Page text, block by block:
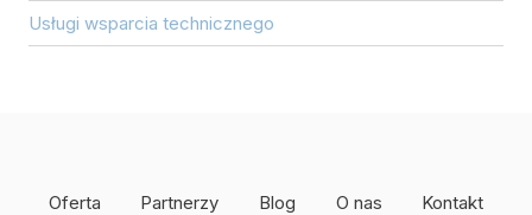
Usługi wsparcia technicznego
Oferta Partnerzy Blog O nas Kontakt